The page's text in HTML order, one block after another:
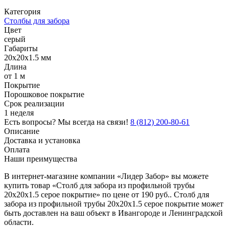
Категория
Столбы для забора
Цвет
серый
Габариты
20х20х1.5 мм
Длина
от 1 м
Покрытие
Порошковое покрытие
Срок реализации
1 неделя
Есть вопросы? Мы всегда на связи! 8 (812) 200-80-61
Описание
Доставка и установка
Оплата
Наши преимущества
В интернет-магазине компании «Лидер Забор» вы можете
купить товар «Столб для забора из профильной трубы
20х20х1.5 серое покрытие» по цене от 190 руб.. Столб для
забора из профильной трубы 20х20х1.5 серое покрытие может
быть доставлен на ваш объект в Ивангороде и Ленинградской
области.